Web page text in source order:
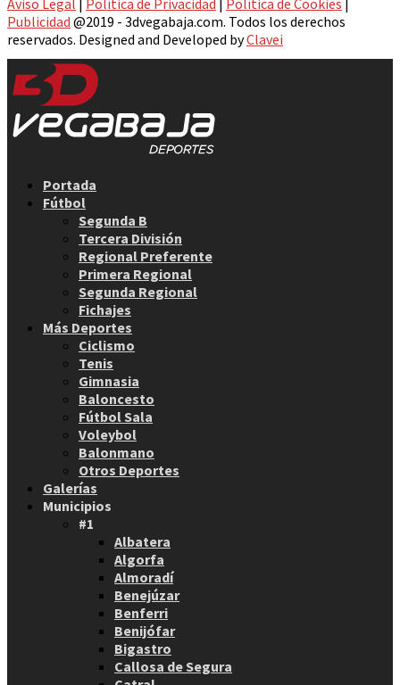
Aviso Legal | Política de Privacidad | Política de Cookies |
Publicidad @2019 - 3dvegabaja.com. Todos los derechos
reservados. Designed and Developed byClavei
Portada
Fútbol
Segunda B
Tercera División
Regional Preferente
Primera Regional
Segunda Regional
Fichajes
Más Deportes
Ciclismo
Tenis
Gimnasia
Baloncesto
Fútbol Sala
Voleybol
Balonmano
Otros Deportes
Galerías
Municipios
#1
Albatera
Algorfa
Almoradí
Benejúzar
Benferri
Benijófar
Bigastro
Callosa de Segura